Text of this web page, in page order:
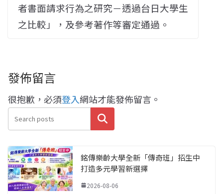
者書面請求行為之研究－透過台日大學生
之比較」，及參考著作等審定通過。
發佈留言
很抱歉，必須登入網站才能發佈留言。
搜尋
銘傳樂齡大學全新「傳奇班」招生中
打造多元學習新選擇
2026-08-06